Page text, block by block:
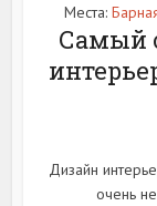
Места:
Самый
Дизайн
очень